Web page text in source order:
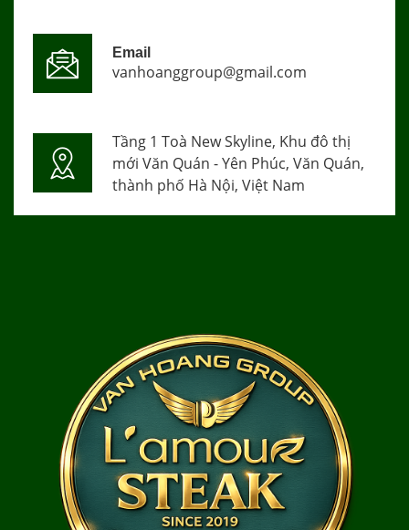
Email
vanhoanggroup@gmail.com
Tầng 1 Toà New Skyline, Khu đô thị
mới Văn Quán - Yên Phúc, Văn Quán,
thành phố Hà Nội, Việt Nam